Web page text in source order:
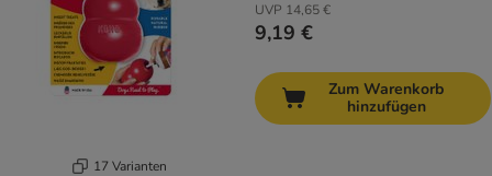
17 Varianten
UVP 14,65 €
9,19 €
Zum Warenkorb
hinzufügen